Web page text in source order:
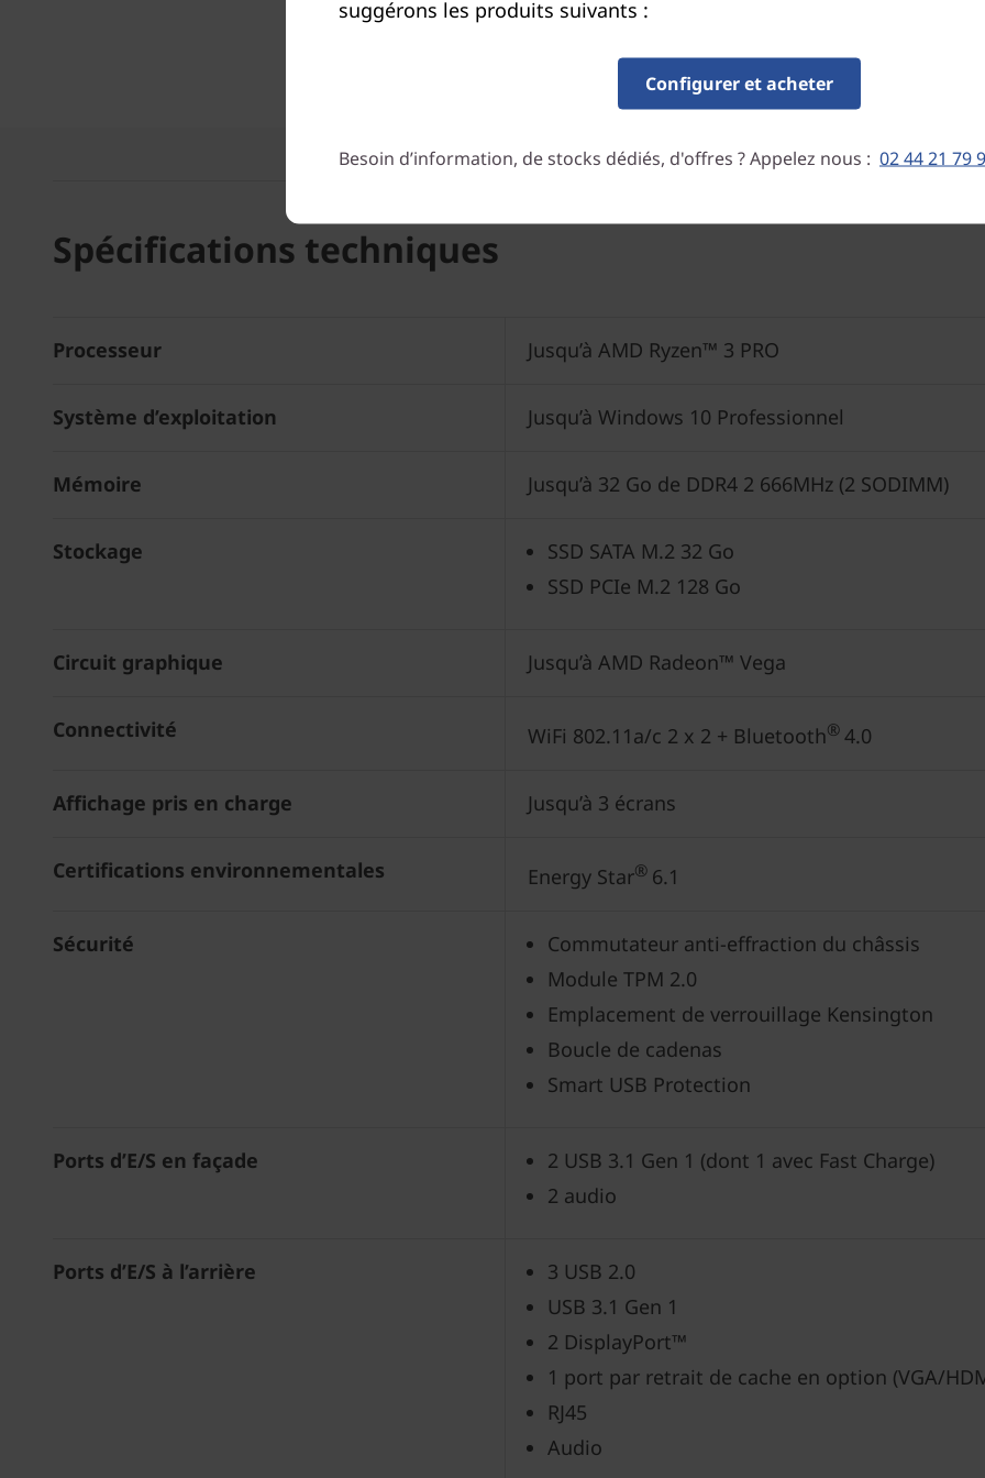
Spécifications techniques
Processeur Jusqu’à AMD Ryzen™ 3 PRO
Système d’exploitation Jusqu’à Windows 10 Professionnel
Mémoire Jusqu’à 32 Go de DDR4 2 666MHz (2 SODIMM)
Stockage
SSD SATA M.2 32 Go
SSD PCIe M.2 128 Go
Circuit graphique Jusqu’à AMD Radeon™ Vega
Connectivité WiFi 802.11a/c 2 x 2 + Bluetooth® 4.0
Affichage pris en charge Jusqu’à 3 écrans
Certifications environnementales Energy Star® 6.1
Sécurité
Commutateur anti-effraction du châssis
Module TPM 2.0
Emplacement de verrouillage Kensington
Boucle de cadenas
Smart USB Protection
Ports d’E/S en façade
2 USB 3.1 Gen 1 (dont 1 avec Fast Charge)
2 audio
Ports d’E/S à l’arrière
3 USB 2.0
USB 3.1 Gen 1
2 DisplayPort™
1 port par retrait de cache en option (VGA/
RJ45
Audio
suggérons les produits suivants :
Configurer et acheter
Besoin d’information, de stocks dédiés, d'offres ? Appelez nous : 02 44 21 79